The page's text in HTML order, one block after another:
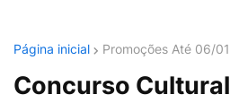
Página inicial Promoções Até 06/01
Concurso